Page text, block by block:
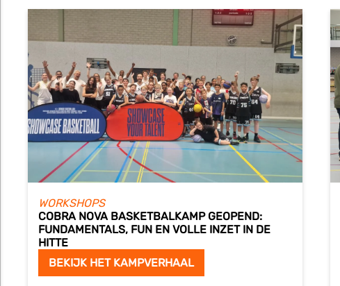
WORKSHOPS
COBRA NOVA BASKETBALKAMP GEOPEND:
FUNDAMENTALS, FUN EN VOLLE INZET IN DE
HITTE
BEKIJK HET KAMPVERHAAL